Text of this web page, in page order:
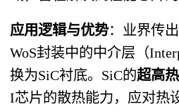
应用逻辑与优势：业界传
WoS封装中的中介层（
换为SiC衬底。SiC的超高
I芯片的散热能力，应对热